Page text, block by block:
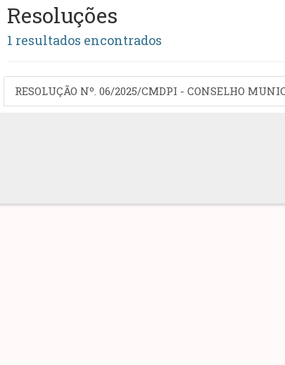
Resoluções
1 resultados encontrados
RESOLUÇÃO Nº. 06/2025/CMDPI - CONSELHO